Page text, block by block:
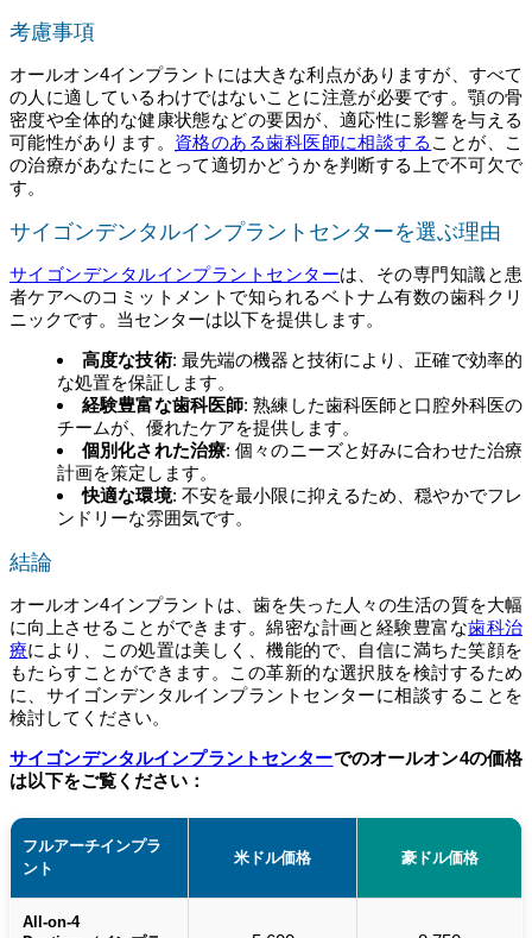
考慮事項
オールオン4インプラントには大きな利点がありますが、すべて
の人に適しているわけではないことに注意が必要です。顎の骨
密度や全体的な健康状態などの要因が、適応性に影響を与える
可能性があります。 資格のある歯科医師に相談する ことが、こ
の治療があなたにとって適切かどうかを判断する上で不可欠で
す。
サイゴンデンタルインプラントセンターを選ぶ理由
サイゴンデンタルインプラントセンターは、その専門知識と患
者ケアへのコミットメントで知られるベトナム有数の歯科クリ
ニックです。当センターは以下を提供します。
高度な技術: 最先端の機器と技術により、正確で効率的
な処置を保証します。
経験豊富な歯科医師: 熟練した歯科医師と口腔外科医の
チームが、優れたケアを提供します。
個別化された治療: 個々のニーズと好みに合わせた治療
計画を策定します。
快適な環境: 不安を最小限に抑えるため、穏やかでフレ
ンドリーな雰囲気です。
結論
オールオン4インプラントは、歯を失った人々の生活の質を大幅
に向上させることができます。綿密な計画と経験豊富な歯科治
療により、この処置は美しく、機能的で、自信に満ちた笑顔を
もたらすことができます。この革新的な選択肢を検討するため
に、サイゴンデンタルインプラントセンターに相談することを
検討してください。
サイゴンデンタルインプラントセンターでのオールオン4の価格
は以下をご覧ください：
フルアーチインプラ
ント
米ドル価格 豪ドル価格
All-on-4